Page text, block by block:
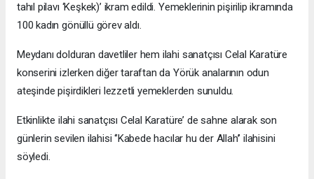
tahıl pilavı ‘Keşkek)’ ikram edildi. Yemeklerinin pişirilip ikramında
100 kadın gönüllü görev aldı.
Meydanı dolduran davetliler hem ilahi sanatçısı Celal Karatüre
konserini izlerken diğer taraftan da Yörük analarının odun
ateşinde pişirdikleri lezzetli yemeklerden sunuldu.
Etkinlikte ilahi sanatçısı Celal Karatüre’ de sahne alarak son
günlerin sevilen ilahisi ‘’Kabede hacılar hu der Allah’’ ilahisini
söyledi.